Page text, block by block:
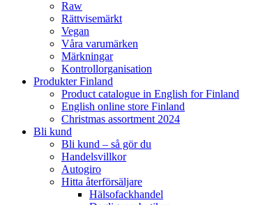
Raw
Rättvisemärkt
Vegan
Våra varumärken
Märkningar
Kontrollorganisation
Produkter Finland
Product catalogue in English for Finland
English online store Finland
Christmas assortment 2024
Bli kund
Bli kund – så gör du
Handelsvillkor
Autogiro
Hitta återförsäljare
Hälsofackhandel